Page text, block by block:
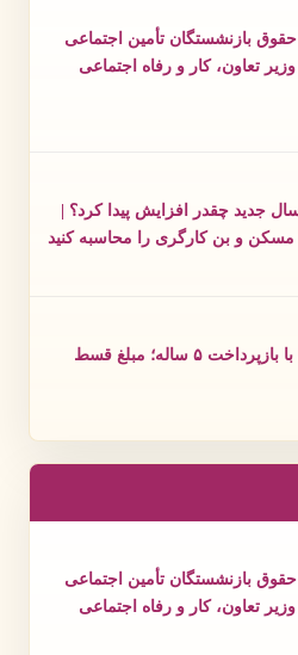
بازنشستگان تأمین اجتماعی
تعاون، کار و رفاه اجتماعی
جدید چقدر افزایش پیدا کرد؟ |
مسکن و بن کارگری را محاسبه کنید
وام ۱۵۰ میلیون تومانی با بازپرداخت ۵ ساله؛ مبلغ قسط
بازنشستگان تأمین اجتماعی
تعاون، کار و رفاه اجتماعی